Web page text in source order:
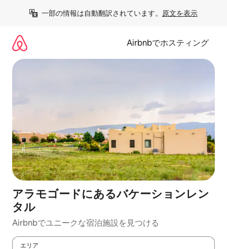
一部の情報は自動翻訳されています。 原文を表示
Airbnbでホスティング
アラモゴードにあるバケーションレン
タル
Airbnbでユニークな宿泊施設を見つける
エリア